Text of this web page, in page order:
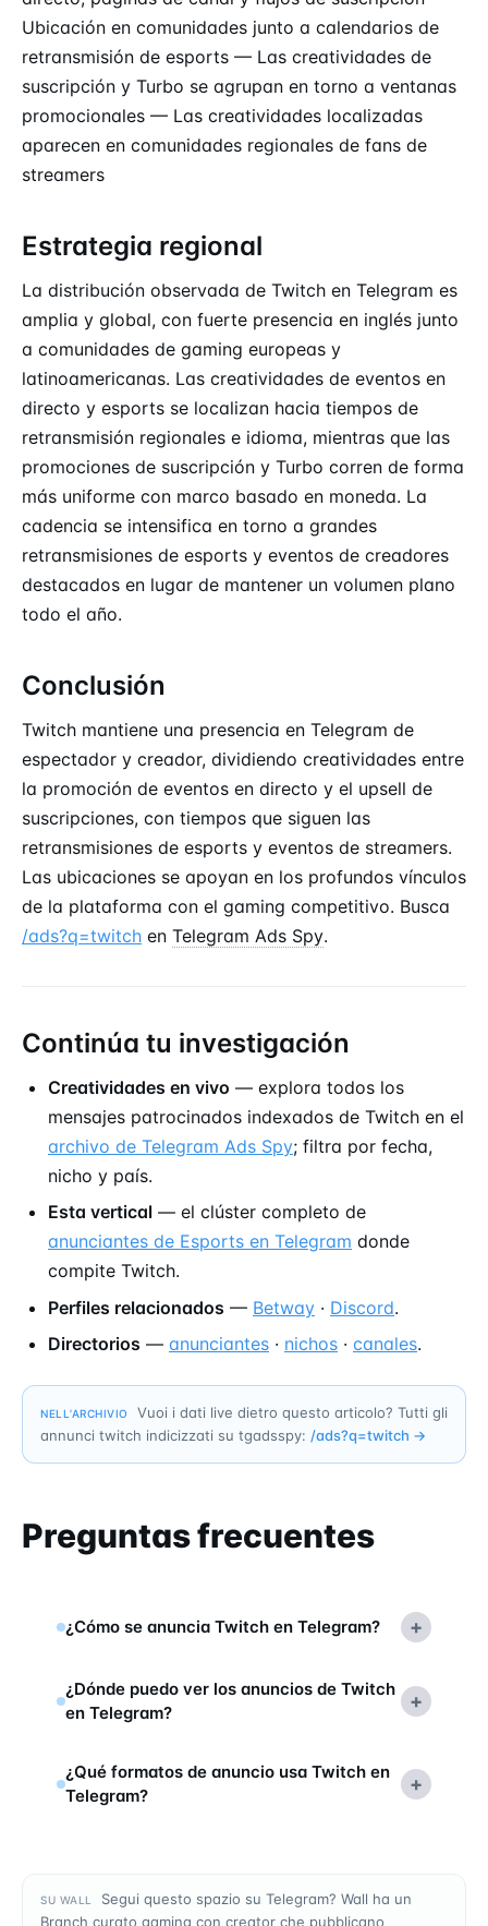
Ubicación en comunidades junto a calendarios de
retransmisión de esports — Las creatividades de
suscripción y Turbo se agrupan en torno a ventanas
promocionales — Las creatividades localizadas
aparecen en comunidades regionales de fans de
streamers
Estrategia regional
La distribución observada de Twitch en Telegram es
amplia y global, con fuerte presencia en inglés junto
a comunidades de gaming europeas y
latinoamericanas. Las creatividades de eventos en
directo y esports se localizan hacia tiempos de
retransmisión regionales e idioma, mientras que las
promociones de suscripción y Turbo corren de forma
más uniforme con marco basado en moneda. La
cadencia se intensifica en torno a grandes
retransmisiones de esports y eventos de creadores
destacados en lugar de mantener un volumen plano
todo el año.
Conclusión
Twitch mantiene una presencia en Telegram de
espectador y creador, dividiendo creatividades entre
la promoción de eventos en directo y el upsell de
suscripciones, con tiempos que siguen las
retransmisiones de esports y eventos de streamers.
Las ubicaciones se apoyan en los profundos vínculos
de la plataforma con el gaming competitivo. Busca
/ads?q=twitch en Telegram Ads Spy.
Continúa tu investigación
Creatividades en vivo — explora todos los
mensajes patrocinados indexados de Twitch en el
archivo de Telegram Ads Spy; filtra por fecha,
nicho y país.
Esta vertical — el clúster completo de
anunciantes de Esports en Telegram donde
compite Twitch.
Perfiles relacionados — Betway · Discord.
Directorios — anunciantes · nichos · canales.
NELL’ARCHIVIO
Vuoi i dati live dietro questo articolo? Tutti gli
annunci twitch indicizzati su tgadsspy: /ads?q=twitch →
Preguntas frecuentes
¿Cómo se anuncia Twitch en Telegram? +
¿Dónde puedo ver los anuncios de Twitch
en Telegram?
+
¿Qué formatos de anuncio usa Twitch en
Telegram?
+
SU WALL
Segui questo spazio su Telegram? Wall ha un
Branch curato gaming con creator che pubblicano